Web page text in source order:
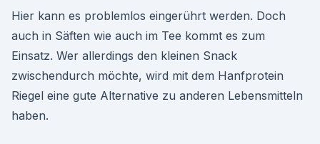
Hier kann es problemlos eingerührt werden. Doch
auch in Säften wie auch im Tee kommt es zum
Einsatz. Wer allerdings den kleinen Snack
zwischendurch möchte, wird mit dem Hanfprotein
Riegel eine gute Alternative zu anderen Lebensmitteln
haben.